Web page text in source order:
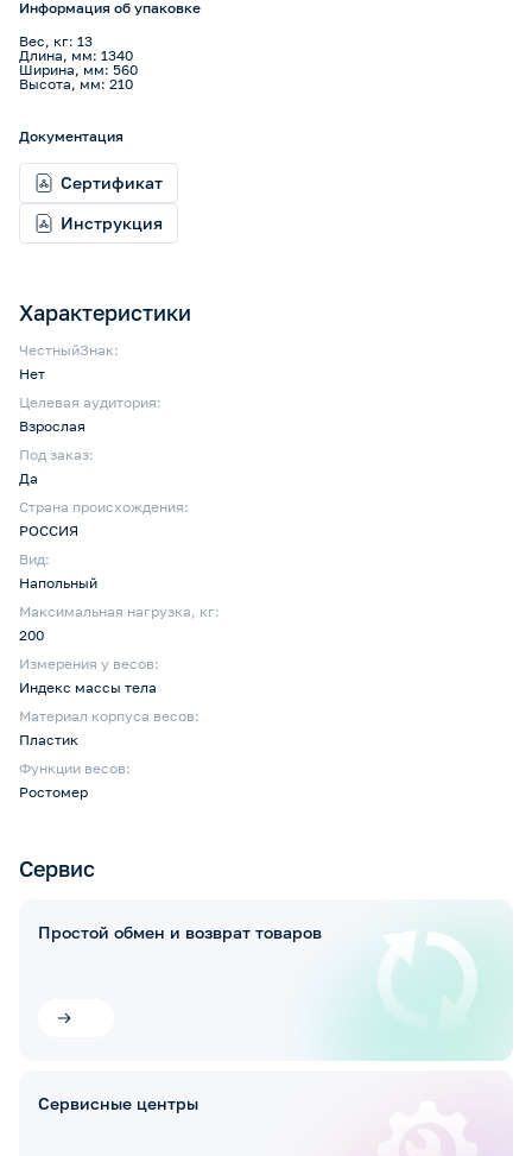
Характеристики
ЧестныйЗнак:
Нет
Целевая аудитория:
Взрослая
Под заказ:
Да
Страна происхождения:
РОССИЯ
Вид:
Напольный
Максимальная нагрузка, кг:
200
Измерения у весов:
Индекс массы тела
Материал корпуса весов:
Пластик
Функции весов:
Ростомер
Информация об упаковке
Вес, кг: 13
Длина, мм: 1340
Ширина, мм: 560
Высота, мм: 210
Документация
Сертификат
Инструкция
Сервис
Простой обмен и возврат товаров
Сервисные центры